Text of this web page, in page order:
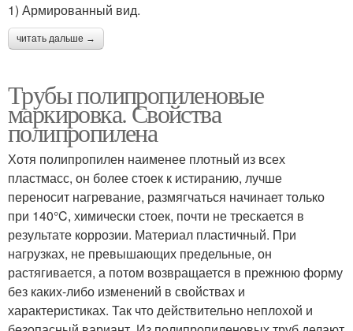
1) Армированный вид.
читать дальше →
Трубы полипропиленовые
маркировка. Свойства
полипропилена
Хотя полипропилен наименее плотный из всех
пластмасс, он более стоек к истиранию, лучше
переносит нагревание, размягчаться начинает только
при 140°C, химически стоек, почти не трескается в
результате коррозии. Материал пластичный. При
нагрузках, не превышающих предельные, он
растягивается, а потом возвращается в прежнюю форму
без каких-либо изменений в свойствах и
характеристиках. Так что действительно неплохой и